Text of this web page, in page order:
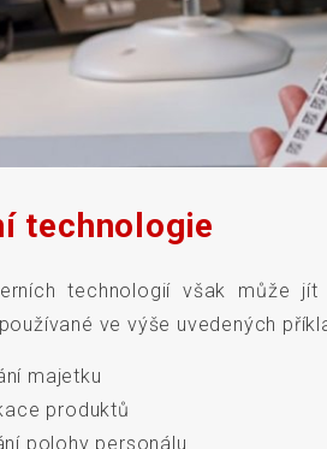
technologie
technologií však může jít
ve výše uvedených
majetku
produktů
polohy personálu